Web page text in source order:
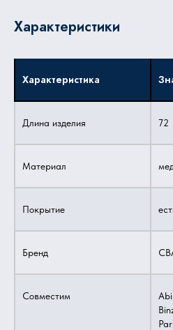
Характеристики
Характеристика
Длина изделия 72
Материал
Покрытие
Бренд
Совместим